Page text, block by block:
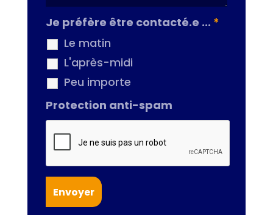
Je préfère être contacté.e ... *
Le matin
L'après-midi
Peu importe
Protection anti-spam